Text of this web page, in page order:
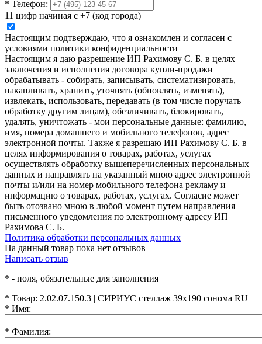
* Телефон:
11 цифр начиная с +7 (код города)
Настоящим подтверждаю, что я ознакомлен и согласен с
условиями политики конфиденциальности
Настоящим я даю разрешение ИП Рахимову С. Б. в целях
заключения и исполнения договора купли-продажи
обрабатывать - собирать, записывать, систематизировать,
накапливать, хранить, уточнять (обновлять, изменять),
извлекать, использовать, передавать (в том числе поручать
обработку другим лицам), обезличивать, блокировать,
удалять, уничтожать - мои персональные данные: фамилию,
имя, номера домашнего и мобильного телефонов, адрес
электронной почты. Также я разрешаю ИП Рахимову С. Б. в
целях информирования о товарах, работах, услугах
осуществлять обработку вышеперечисленных персональных
данных и направлять на указанный мною адрес электронной
почты и/или на номер мобильного телефона рекламу и
информацию о товарах, работах, услугах. Согласие может
быть отозвано мною в любой момент путем направления
письменного уведомления по электронному адресу ИП
Рахимова С. Б.
Политика обработки персональных данных
На данный товар пока нет отзывов
Написать отзыв
* - поля, обязательные для заполнения
* Товар: 2.02.07.150.3 | СИРИУС стеллаж 39х190 сонома RU
* Имя:
* Фамилия: